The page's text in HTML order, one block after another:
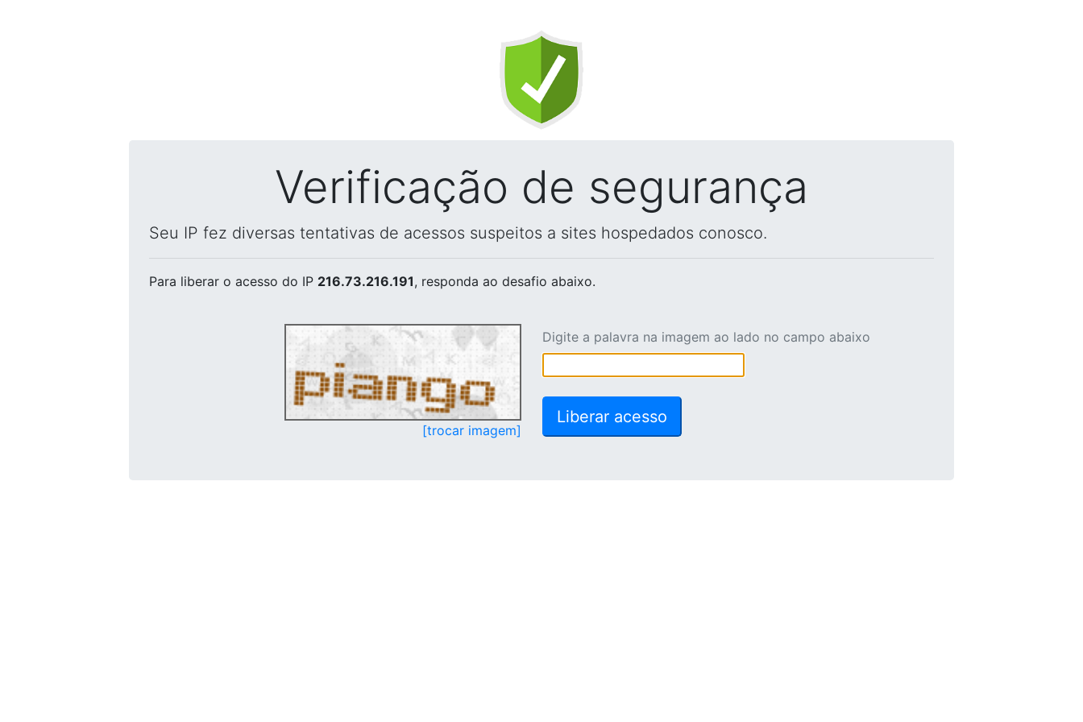
Verificação de segurança
Seu IP fez diversas tentativas de acessos suspeitos a sites hospedados conosco.
Para liberar o acesso do IP 216.73.216.191, responda ao desafio abaixo.
[trocar imagem]
Digite a palavra na imagem ao lado no campo abaixo